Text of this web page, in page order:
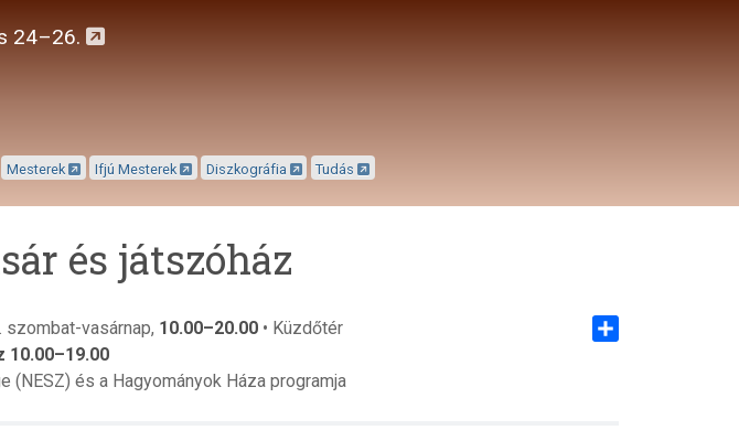
24–26.
Mesterek Ifjú Mesterek Diszkográfia Tudás
és játszóház
szombat-vasárnap, 10.00–20.00 • Küzdőtér
és a Hagyományok Háza programja